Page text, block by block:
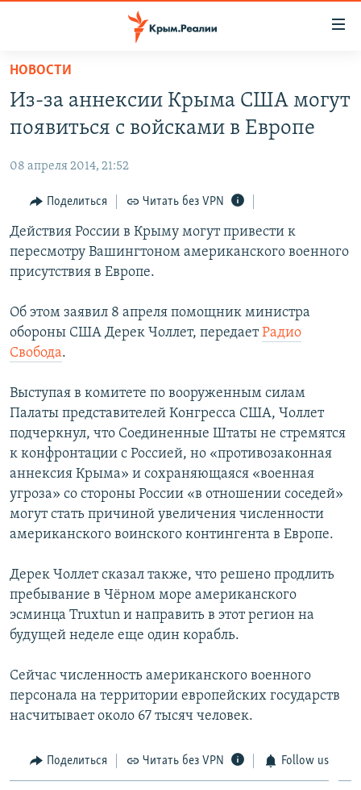
Вернуться
основному
содержанию
навигации
Вернутся
поиску
КАРТА ВОЕННЫХ ОБЪЕКТОВ КРЫМА
11 ЛЕТ ОККУПАЦИИ КРЫМА. 11 ИСТОРИЙ СОПРОТИВЛЕНИЯ
ИСТОРИЯ
ЕЩЕ
ИНТЕРАКТИВ
ИНФОГРАФИКА
СОВЕТЫ ПРАВОЗАЩИТНИКОВ
ПРОПАВШИЕ БЕЗ ВЕСТИ
ELIFBE
УКРАИНСКАЯ ПРОБЛЕМА КРЫМА
РАДІО СВОБОДА
КАК ОБОЙТИ БЛОКИРОВКУ
Українською
Qırımtatar
Все сайты RFE/RL
НОВОСТИ
Из-за аннексии Крыма США могут
появиться с войсками в Европе
08 апреля 2014, 21:52
Поделиться Читать без VPN
Действия России в Крыму могут привести к
пересмотру Вашингтоном американского военного
присутствия в Европе.
Об этом заявил 8 апреля помощник министра
обороны США Дерек Чоллет, передаетРадио
Свобода.
Выступая в комитете по вооруженным силам
Палаты представителей Конгресса США, Чоллет
подчеркнул, что Соединенные Штаты не стремятся
к конфронтации с Россией, но «противозаконная
аннексия Крыма» и сохраняющаяся «военная
угроза» со стороны России «в отношении соседей»
могут стать причиной увеличения численности
американского воинского контингента в Европе.
Дерек Чоллет сказал также, что решено продлить
пребывание в Чёрном море американского
эсминца Truxtun и направить в этот регион на
будущей неделе еще один корабль.
Сейчас численность американского военного
персонала на территории европейских государств
насчитывает около 67 тысяч человек.
Поделиться Читать без VPN Follow us